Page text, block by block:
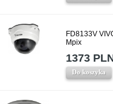
FD8133V
Mpix
1373
Do koszyka